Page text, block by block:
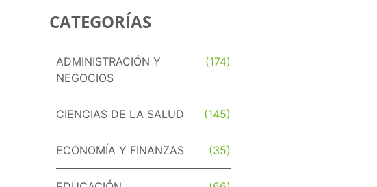
CATEGORÍAS
ADMINISTRACIÓN Y
NEGOCIOS
(174)
CIENCIAS DE LA SALUD (145)
ECONOMÍA Y FINANZAS (35)